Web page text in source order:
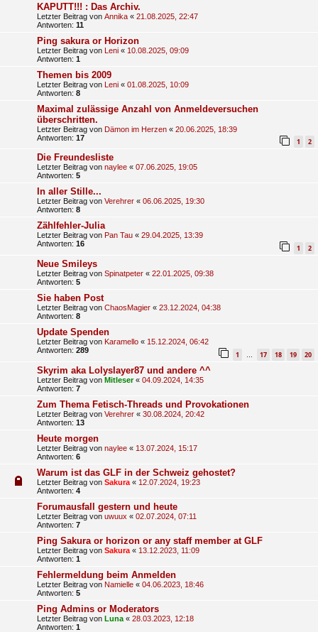
KAPUTT!!! : Das Archiv.
Letzter Beitrag von Annika « 21.08.2025, 22:47
Antworten: 11
Ping sakura or Horizon
Letzter Beitrag von Leni « 10.08.2025, 09:09
Antworten: 1
Themen bis 2009
Letzter Beitrag von Leni « 01.08.2025, 10:09
Antworten: 8
Maximal zulässige Anzahl von Anmeldeversuchen
überschritten.
Letzter Beitrag von Dämon im Herzen « 20.06.2025, 18:39
Antworten: 17 1 2
Die Freundesliste
Letzter Beitrag von naylee « 07.06.2025, 19:05
Antworten: 5
In aller Stille...
Letzter Beitrag von Verehrer « 06.06.2025, 19:30
Antworten: 8
Zählfehler-Julia
Letzter Beitrag von Pan Tau « 29.04.2025, 13:39
Antworten: 16 1 2
Neue Smileys
Letzter Beitrag von Spinatpeter « 22.01.2025, 09:38
Antworten: 5
Sie haben Post
Letzter Beitrag von ChaosMagier « 23.12.2024, 04:38
Antworten: 8
Update Spenden
Letzter Beitrag von Karamello « 15.12.2024, 06:42
Antworten: 289 1 … 17 18 19 20
Skyrim aka Lolyslayer87 und andere ^^
Letzter Beitrag von Mitleser« 04.09.2024, 14:35
Antworten: 7
Zum Thema Fetisch-Threads und Provokationen
Letzter Beitrag von Verehrer « 30.08.2024, 20:42
Antworten: 13
Heute morgen
Letzter Beitrag von naylee « 13.07.2024, 15:17
Antworten: 6
Warum ist das GLF in der Schweiz gehostet?
Letzter Beitrag von Sakura « 12.07.2024, 19:23
Antworten: 4
Forumausfall gestern und heute
Letzter Beitrag von uwuux « 02.07.2024, 07:11
Antworten: 7
Ping Sakura or horizon or any staff member at GLF
Letzter Beitrag von Sakura « 13.12.2023, 11:09
Antworten: 1
Fehlermeldung beim Anmelden
Letzter Beitrag von Namielle « 04.06.2023, 18:46
Antworten: 5
Ping Admins or Moderators
Letzter Beitrag von Luna « 28.03.2023, 12:18
Antworten: 1